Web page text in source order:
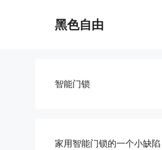
黑色自由
智能门锁
家用智能门锁的一个小缺陷